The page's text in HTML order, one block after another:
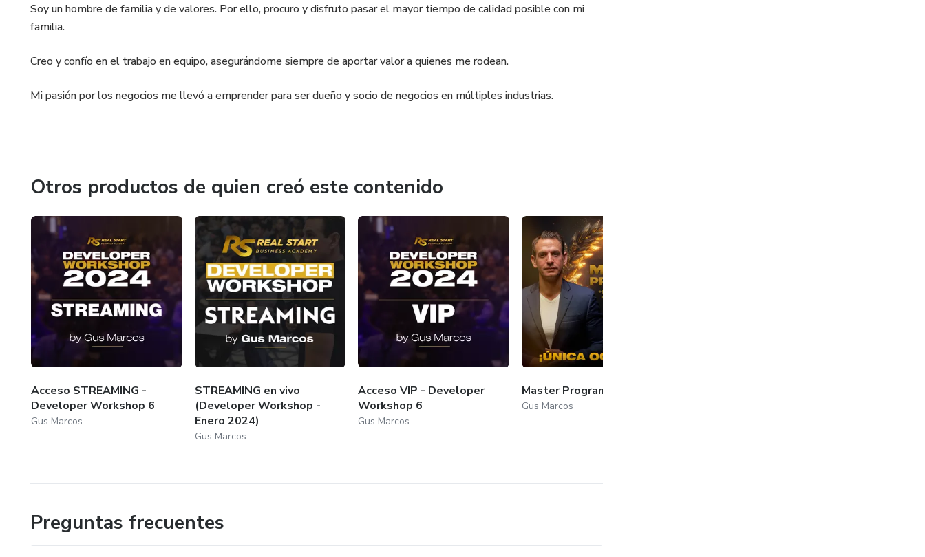
Soy un hombre de familia y de valores. Por ello, procuro y disfruto pasar el mayor tiempo de calidad posible con mi
familia.
Creo y confío en el trabajo en equipo, asegurándome siempre de aportar valor a quienes me rodean.
Mi pasión por los negocios me llevó a emprender para ser dueño y socio de negocios en múltiples industrias.
Otros productos de quien creó este contenido
Acceso STREAMING -
Developer Workshop 6
Gus Marcos
STREAMING en vivo
(Developer Workshop -
Enero 2024)
Gus Marcos
Acceso VIP - Developer
Workshop 6
Gus Marcos
Master Program
Gus Marcos
Preguntas frecuentes